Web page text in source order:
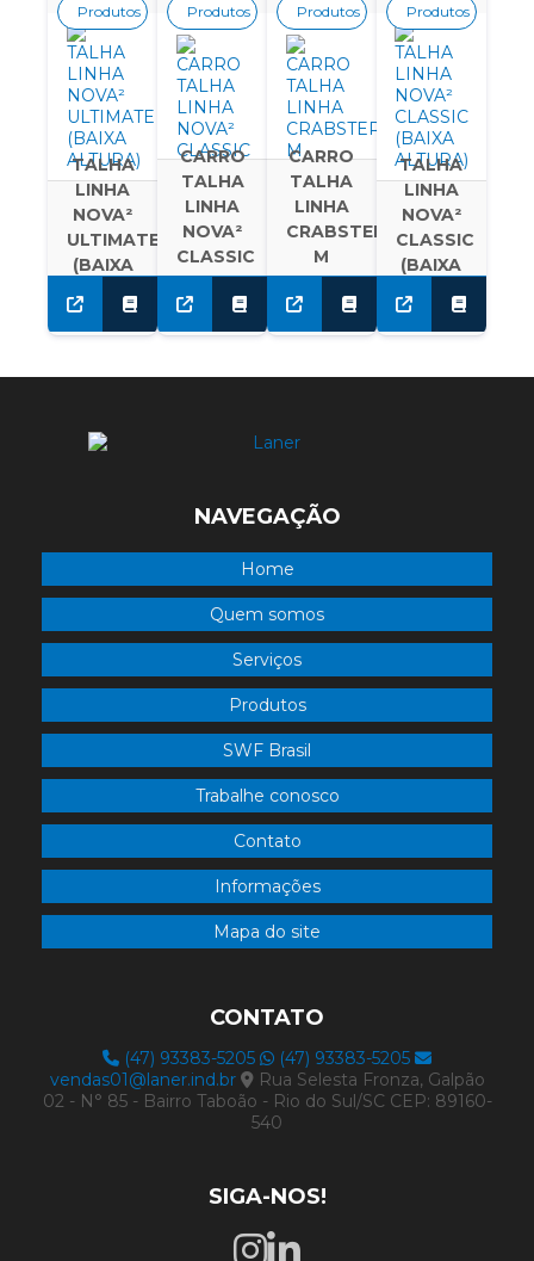
TALHA
LINHA
NOVA²
ULTIMATE
(BAIXA
Produtos
CARRO
TALHA
LINHA
NOVA²
CLASSIC
Produtos
CARRO
TALHA
LINHA
CRABSTER
M
Produtos
TALHA
LINHA
NOVA²
CLASSIC
(BAIXA
Produtos
NAVEGAÇÃO
Home
Quem somos
Serviços
Produtos
SWF Brasil
Trabalhe conosco
Contato
Informações
Mapa do site
CONTATO
(47) 93383-5205
(47) 93383-5205
vendas01@laner.ind.br
Rua Selesta Fronza, Galpão
02 - N° 85 - Bairro Taboão - Rio do Sul/SC CEP: 89160-
540
SIGA-NOS!